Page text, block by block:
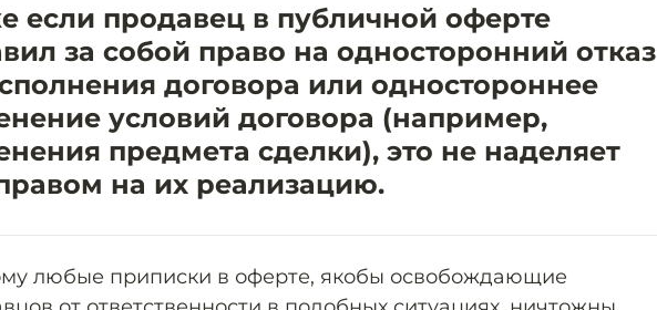
если продавец в публичной оферте
за собой право на односторонний отказ
договора или одностороннее
условий договора (например,
предмета сделки), это не наделяет
на их реализацию.
любые приписки в оферте, якобы освобождающие